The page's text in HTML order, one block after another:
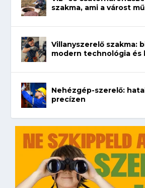
szakma, ami a várost
Villanyszerelő szakma:
modern technológia
Nehézgép-szerelő:
precízen